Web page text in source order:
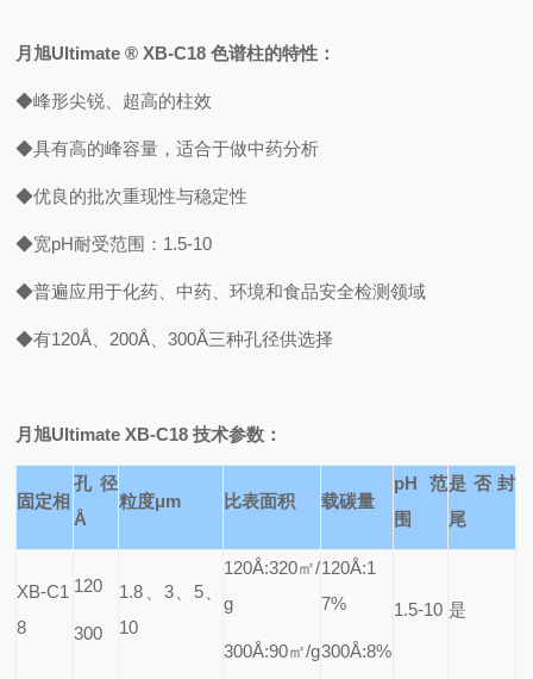
月旭Ultimate ® XB-C18 色谱柱的特性：
◆峰形尖锐、超高的柱效
◆具有高的峰容量，适合于做中药分析
◆优良的批次重现性与稳定性
◆宽pH耐受范围：1.5-10
◆普遍应用于化药、中药、环境和食品安全检测领域
◆有120Å、200Å、300Å三种孔径供选择
月旭Ultimate XB-C18 技术参数：
固定相
孔径
Å
粒度μm 比表面积 载碳量
pH 范
围
是否封
尾
XB-C1
8
120
300
1.8 、3、5、
10
120Å:320㎡/
g
300Å:90㎡/g
120Å:1
7%
300Å:8%
1.5-10 是